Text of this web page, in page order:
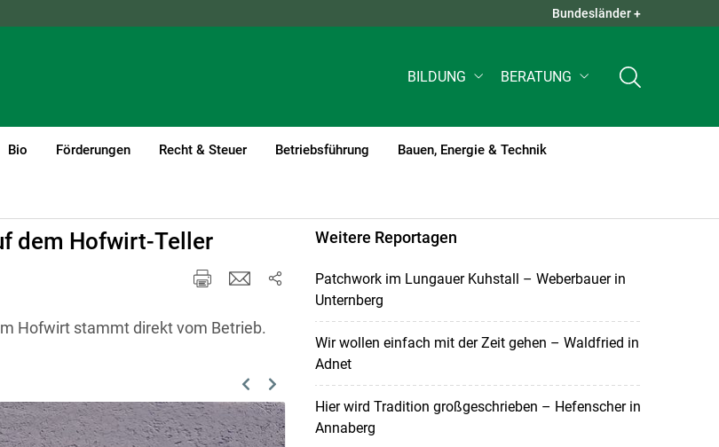
QUICK LINKS +
Bundesländer +
BILDUNG BERATUNG
Bio Förderungen Recht & Steuer Betriebsführung Bauen, Energie & Technik
dem Hofwirt-Teller
Hofwirt stammt direkt vom Betrieb.
Previous
Next
Weitere Reportagen
Patchwork im Lungauer Kuhstall – Weberbauer in
Unternberg
Wir wollen einfach mit der Zeit gehen – Waldfried in
Adnet
Hier wird Tradition großgeschrieben – Hefenscher in
Annaberg